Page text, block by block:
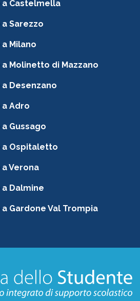
a Castelmella
Sarezzo
Milano
Molinetto di Mazzano
Desenzano
Adro
Gussago
a Ospitaletto
Verona
Dalmine
Gardone Val Trompia